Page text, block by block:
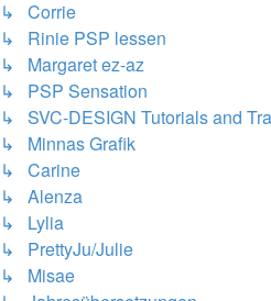
↳ Corrie
↳ Rinie PSP lessen
↳ Margaret ez-az
↳ PSP Sensation
↳ SVC-DESIGN Tutorials and
↳ Minnas Grafik
↳ Carine
↳ Alenza
↳ Lylia
↳ PrettyJu/Julie
↳ Misae